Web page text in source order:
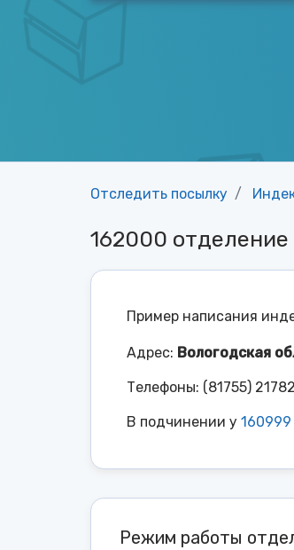
Отследить посылку
162000
Пример написания
Адрес: Вологодская
Телефоны: (81755) 21782
В подчинении у
Режим работы